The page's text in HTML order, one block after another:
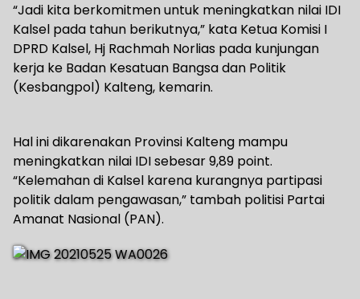
“Jadi kita berkomitmen untuk meningkatkan nilai IDI
Kalsel pada tahun berikutnya,” kata Ketua Komisi I
DPRD Kalsel, Hj Rachmah Norlias pada kunjungan
kerja ke Badan Kesatuan Bangsa dan Politik
(Kesbangpol) Kalteng, kemarin.
Hal ini dikarenakan Provinsi Kalteng mampu
meningkatkan nilai IDI sebesar 9,89 point.
“Kelemahan di Kalsel karena kurangnya partipasi
politik dalam pengawasan,” tambah politisi Partai
Amanat Nasional (PAN).